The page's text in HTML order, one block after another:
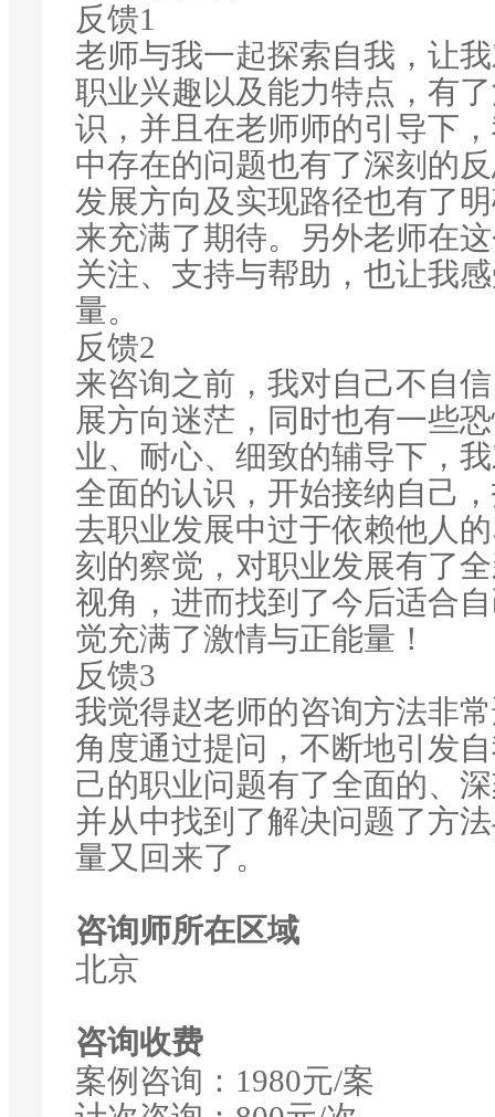
反馈1
老师与我一起探索自我，让
职业兴趣以及能力特点，有
识，并且在老师师的引导下
中存在的问题也有了深刻的
发展方向及实现路径也有了
来充满了期待。另外老师在
关注、支持与帮助，也让我
量。
反馈2
来咨询之前，我对自己不自
展方向迷茫，同时也有一些
业、耐心、细致的辅导下，
全面的认识，开始接纳自己
去职业发展中过于依赖他人
刻的察觉，对职业发展有了
视角，进而找到了今后适合
觉充满了激情与正能量！
反馈3
我觉得赵老师的咨询方法非
角度通过提问，不断地引发
己的职业问题有了全面的、
并从中找到了解决问题了方
量又回来了。
咨询师所在区域
北京
咨询收费
案例咨询：1980元/案